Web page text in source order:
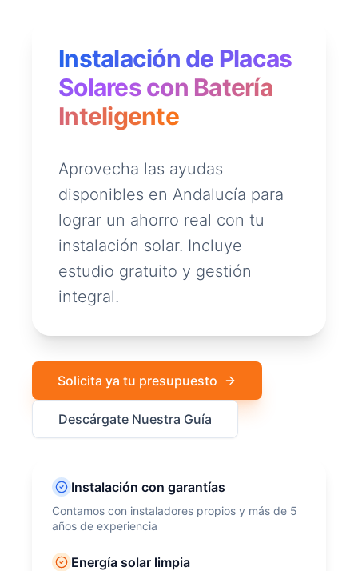
Instalación de Placas
Solares con Batería
Inteligente
Aprovecha las ayudas
disponibles en Andalucía para
lograr un ahorro real con tu
instalación solar. Incluye
estudio gratuito y gestión
integral.
Solicita ya tu presupuesto
Descárgate Nuestra Guía
Instalación con garantías
Contamos con instaladores propios y más de 5
años de experiencia
Energía solar limpia